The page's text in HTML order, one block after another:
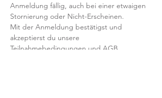
Anmeldung fällig, auch bei einer etwaigen
Stornierung oder Nicht-Erscheinen.
Mit der Anmeldung bestätigst und
akzeptierst du unsere
Teilnahmebedingungen und AGB.